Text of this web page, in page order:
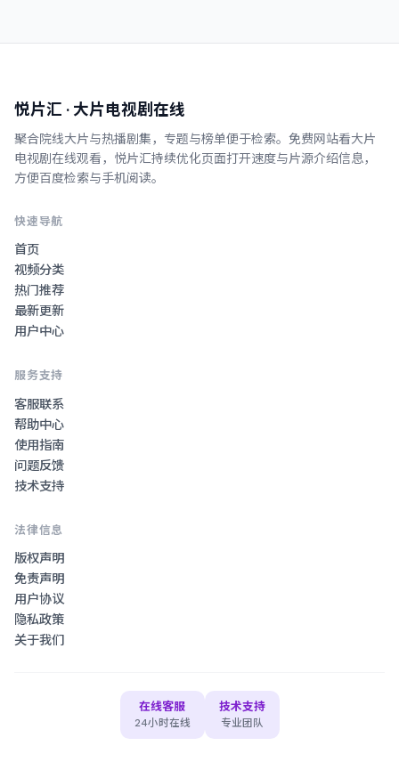
悦片汇 · 大片电视剧在线
聚合院线大片与热播剧集，专题与榜单便于检索。 免费网站看大片
电视剧在线观看 ， 悦片汇持续优化页面打开速度与片源介绍信息，
方便百度检索与手机阅读。
快速导航
首页
视频分类
热门推荐
最新更新
用户中心
服务支持
客服联系
帮助中心
使用指南
问题反馈
技术支持
法律信息
版权声明
免责声明
用户协议
隐私政策
关于我们
在线客服
24小时在线
技术支持
专业团队